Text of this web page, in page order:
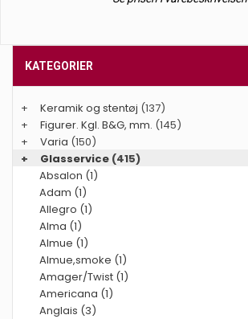
KATEGORIER
+ Keramik og stentøj (137)
+
Figurer. Kgl. B&G, mm. (145)
+
Varia (150)
+
Glasservice (415)
Absalon (1)
Adam (1)
Allegro (1)
Alma (1)
Almue (1)
Almue,smoke (1)
Amager/Twist (1)
Americana (1)
Anglais (3)